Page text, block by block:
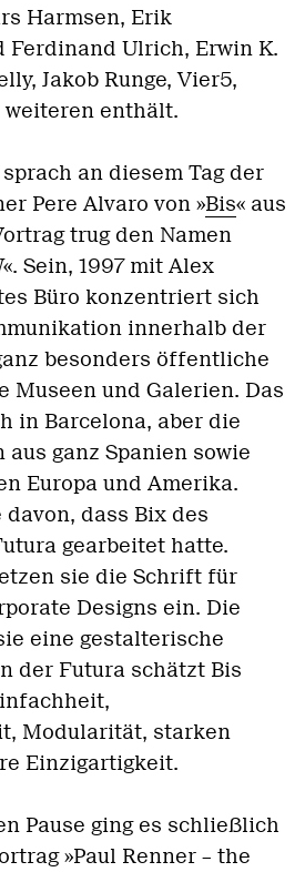
Harmsen, Erik
Ferdinand Ulrich, Erwin K.
Jakob Runge, Vier5,
enthält.
an diesem Tag der
Pere Alvaro von »Bis« aus
trug den Namen
Sein, 1997 mit Alex
Büro konzentriert sich
innerhalb der
besonders öffentliche
Museen und Galerien. Das
in Barcelona, aber die
aus ganz Spanien sowie
Europa und Amerika.
dass Bix des
gearbeitet hatte.
sie die Schrift für
Designs ein. Die
eine gestalterische
der Futura schätzt Bis
Modularität, starken
Einzigartigkeit.
Pause ging es schließlich
»Paul Renner – the